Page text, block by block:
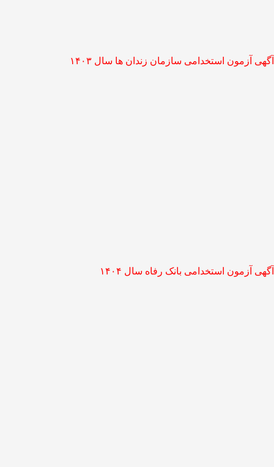
آگهی آزمون استخدامی سازمان زندان ها سال ۱۴۰۳
آگهی آزمون استخدامی بانک رفاه سال ۱۴۰۴